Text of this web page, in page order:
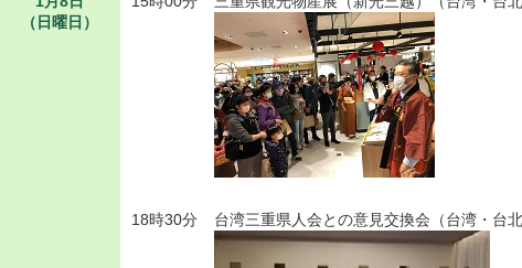
（日曜日）
18時30分 台湾三重県人会との意見交換会（台湾・台